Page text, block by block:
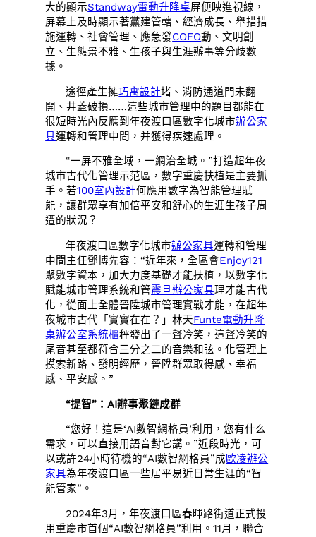
大的顯示Standway電動升降桌屏便映進視線，
屏幕上及時顯示著黨建管轄、經濟成長、舉措措
施運轉、社會管理、應急發COFO動、文明創
立、生態景不雅、生孩子與生涯辦事等分歧數
據。
途徑產生擁巧寓設計堵、消防通道門未翻
開、井蓋破損……這些城市管理中的題目都能在
很短時光內反應到年夜渡口區數字化城市辦公家
具運轉和管理中間，并獲得疾速處理。
“一屏不雅全域，一網治全城。”打造超年夜
城市古代化管理示范區，數字重慶扶植是主要抓
手。若100室內設計何應用數字為智能管理賦
能，讓群眾享有加倍平安和舒心的生涯生孩子周
遭的狀況？
年夜渡口區數字化城市辦公家具運轉和管理
中間主任鄧博先容：“近年來，全區會Enjoy121
聚數字資本，加大力度基礎才能扶植，以數字化
賦能城市管理系統和管震旦辦公家具理才能古代
化，從面上全體晉陞城市管理實戰才能，在超年
夜城市古代「實實在在？」林天Funte電動升降
桌辦公室系統櫃秤發出了一聲冷笑，這聲冷笑的
尾音甚至都符合三分之二的音樂和弦。化管理上
摸索新路、發明經歷，晉陞群眾取得感、幸福
感、平安感。”
“提智”：AI辦事聚鏈成群
“您好！這是‘AI數智網格員’利用，您有什么
需求，可以直接用語音對它講。”近段時光，可
以或許24小時待機的“AI數智網格員”成歐凌辦公
家具為年夜渡口區一些居平易近日常生涯的“智
能管家”。
2024年3月，年夜渡口區春暉路街道正式投
用重慶市首個“AI數智網格員”利用。11月，聯合